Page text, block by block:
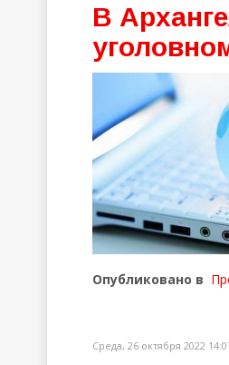
В
Опубликовано в
Среда, 26 октября 2022